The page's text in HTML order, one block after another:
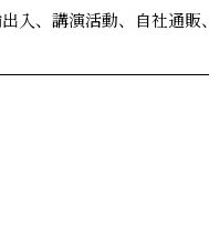
入、講演活動、自社通販、